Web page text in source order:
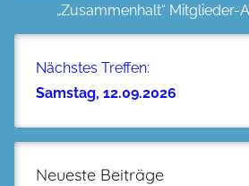
„Zusammenhalt“ Mitglieder-
Nächstes Treffen:
Samstag, 12.09.2026
Neueste Beiträge